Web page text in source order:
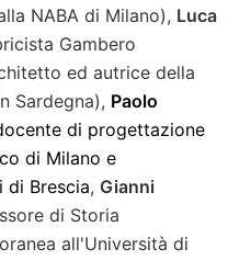
NABA di Milano), Luca
Gambero
ed autrice della
Sardegna), Paolo
di progettazione
di Milano e
di Brescia, Gianni
di Storia
all'Università di